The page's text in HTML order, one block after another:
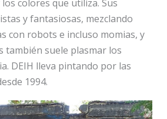
colores que utiliza. Sus
y fantasiosas, mezclando
con robots e incluso momias, y
también suele plasmar los
DEIH lleva pintando por las
1994.